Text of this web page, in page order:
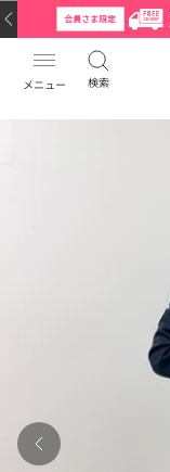
メニュー 検索